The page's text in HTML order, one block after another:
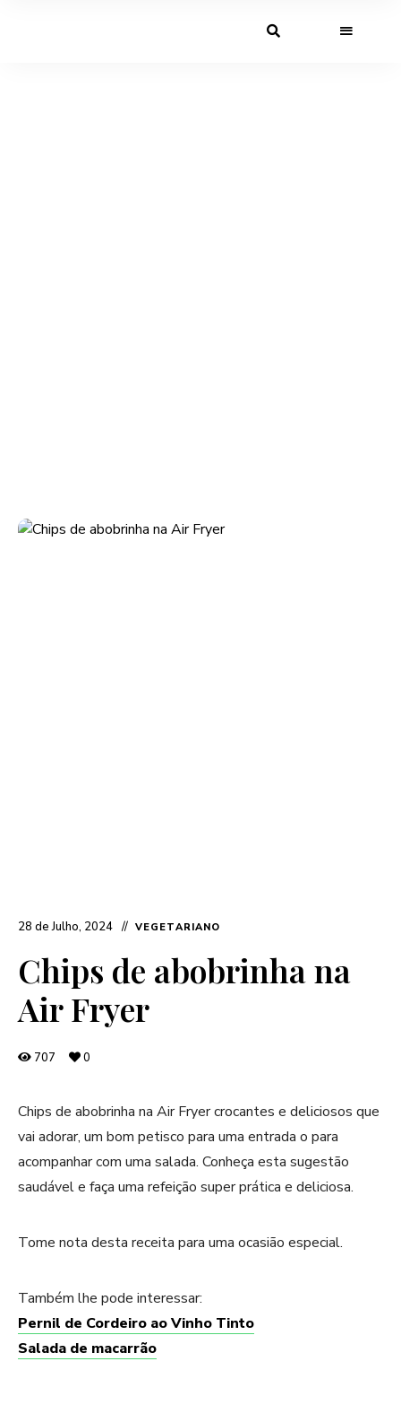
28 de Julho, 2024 VEGETARIANO
Chips de abobrinha na
Air Fryer
707 0
Chips de abobrinha na Air Fryer crocantes e deliciosos que
vai adorar, um bom petisco para uma entrada o para
acompanhar com uma salada. Conheça esta sugestão
saudável e faça uma refeição super prática e deliciosa.
Tome nota desta receita para uma ocasião especial.
Também lhe pode interessar:
Pernil de Cordeiro ao Vinho Tinto
Salada de macarrão